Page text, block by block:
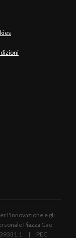
l'Innovazione e gli
Piazza Gae
39331.1 | PEC